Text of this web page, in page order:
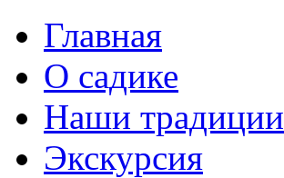
Главная
О садике
Наши традиции
Экскурсия